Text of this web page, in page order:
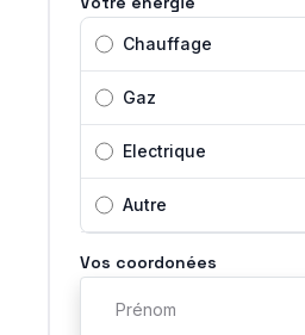
Chauffage
Gaz
Electrique
Autre
Vos coordonées